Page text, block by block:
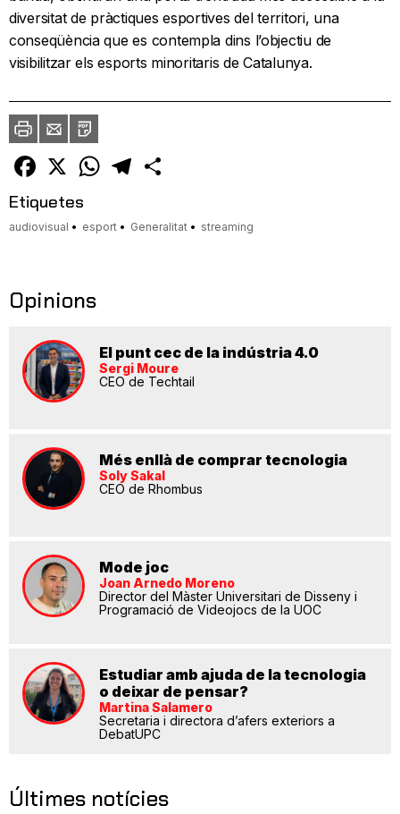
diversitat de pràctiques esportives del territori, una
conseqüència que es contempla dins l’objectiu de
visibilitzar els esports minoritaris de Catalunya.
ImprimirEnvia
un
amic
PDF
Facebook
X WhatsAppTelegram
Etiquetes
audiovisual esport Generalitat streaming
Opinions
El punt cec de la indústria 4.0
Sergi Moure
CEO de Techtail
Més enllà de comprar tecnologia
Soly Sakal
CEO de Rhombus
Mode joc
Joan Arnedo Moreno
Director del Màster Universitari de Disseny i
Programació de Videojocs de la UOC
Estudiar amb ajuda de la tecnologia
o deixar de pensar?
Martina Salamero
Secretaria i directora d’afers exteriors a
DebatUPC
Últimes notícies